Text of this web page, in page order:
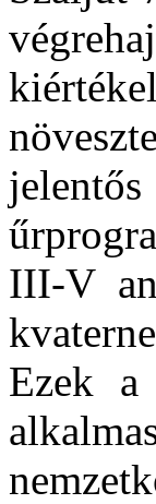
III-V
Ezek a